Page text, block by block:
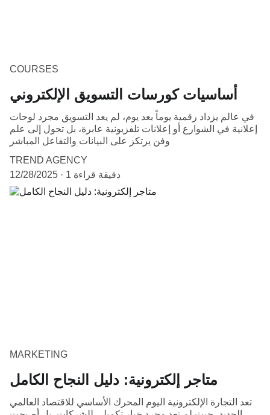
COURSES
أساسيات كورسات التسويق الإلكتروني
في عالم يزداد رقمية يوماً بعد يوم، لم يعد التسويق مجرد لوحات
إعلانية في الشوارع أو إعلانات تلفزيونية عابرة، بل تحول إلى علم
وفن يرتكز على البيانات والتفاعل المباشر
TREND AGENCY
12/28/2025
1 دقيقة قراءة
MARKETING
متاجر إلكترونية: دليل النجاح الكامل
تعد التجارة الإلكترونية اليوم المحرك الأساسي للاقتصاد العالمي